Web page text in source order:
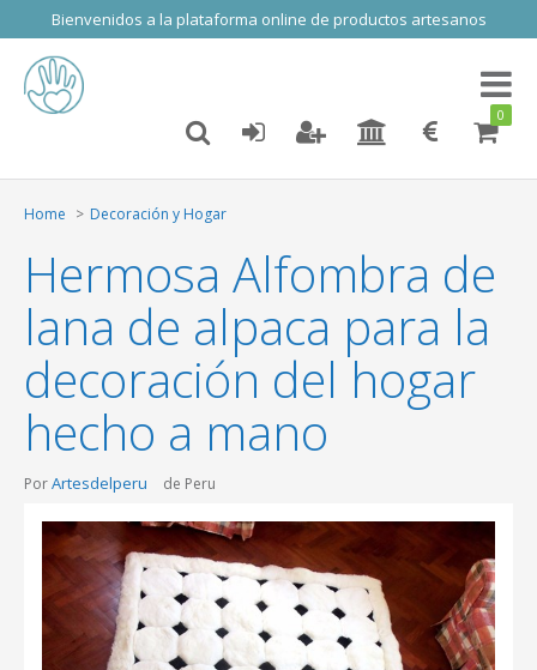
Bienvenidos a la plataforma online de productos artesanos
Toggle
0
Home Decoración y Hogar
Hermosa Alfombra de
lana de alpaca para la
decoración del hogar
hecho a mano
PorArtesdelperu de Peru